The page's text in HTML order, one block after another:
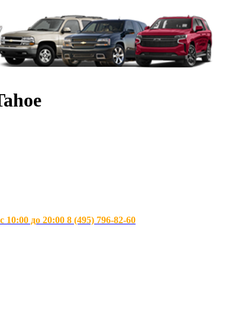
до 20:00 8 (495) 796-82-60